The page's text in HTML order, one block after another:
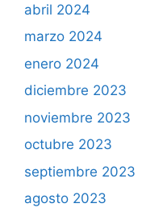
abril 2024
marzo 2024
enero 2024
diciembre 2023
noviembre 2023
octubre 2023
septiembre 2023
agosto 2023